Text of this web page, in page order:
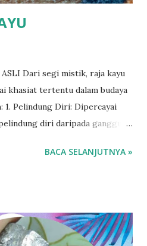
Dari segi mistik, raja kayu
khasiat tertentu dalam budaya
1. Pelindung Diri: Dipercayai
diri daripada gangguan
sebagai perhiasan untuk
alat dalam rawatan tradisional.
dipercayai boleh menarik
BACA SELANJUTNYA »